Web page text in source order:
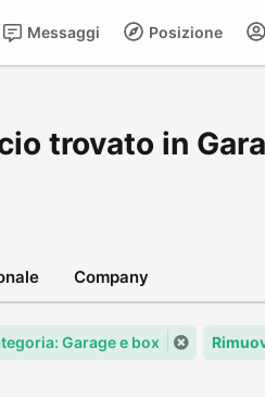
Posizione
Messaggi
trovato in
Company
Garage e box